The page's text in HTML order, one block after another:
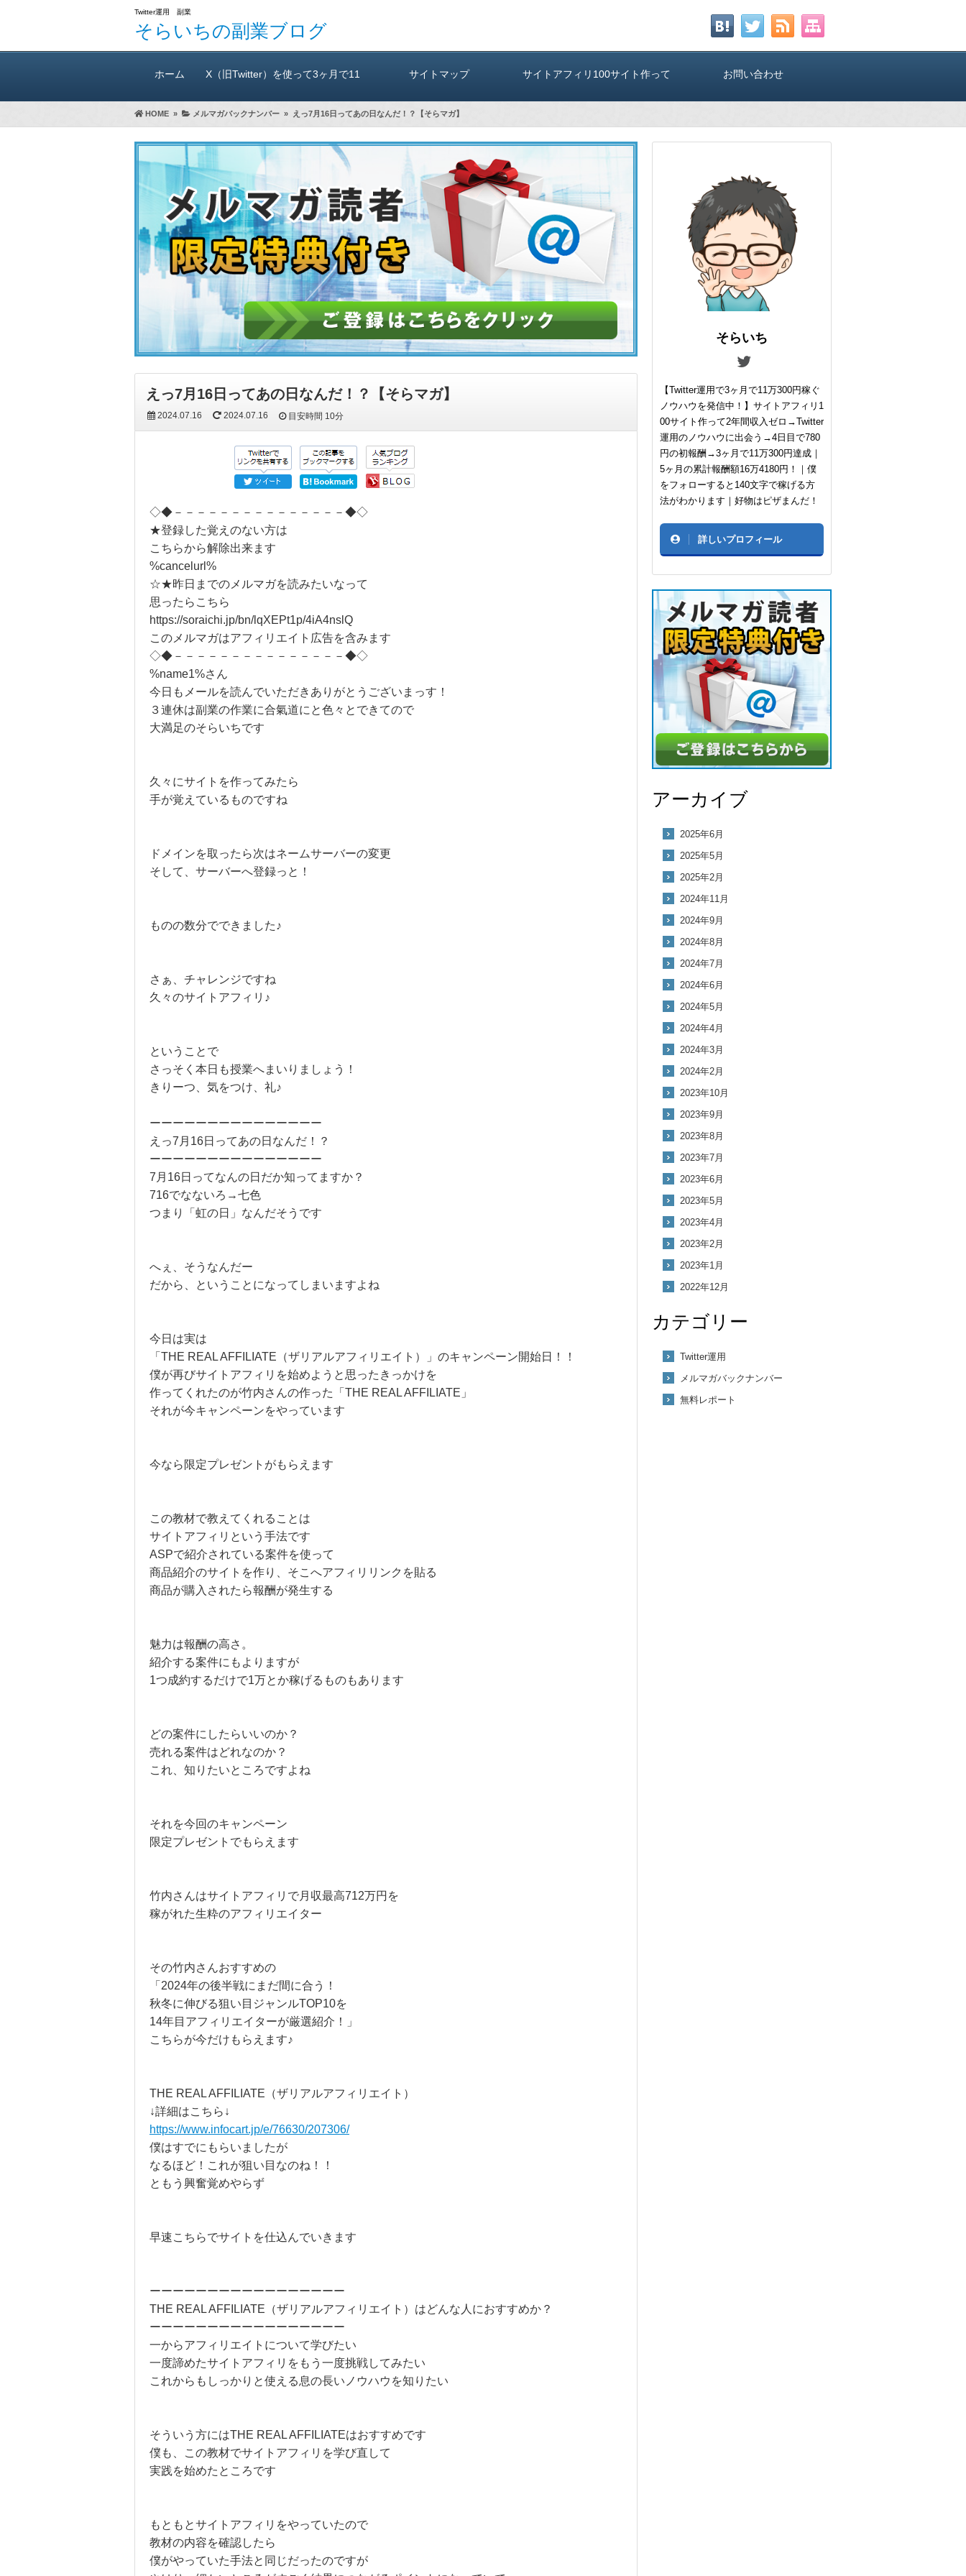
Twitter運用 副業
そらいちの副業ブログ
ホーム X（旧Twitter）を使って3ヶ月で11
万300円稼いだ方法（A）
サイトマップ サイトアフィリ100サイト作って お問い合わせ
HOME » メルマガバックナンバー » えっ7月16日ってあの日なんだ！？【そらマガ】
えっ7月16日ってあの日なんだ！？【そらマガ】
2024.07.16 2024.07.16 目安時間 10分
◇◆－－－－－－－－－－－－－－－◆◇
★登録した覚えのない方は
こちらから解除出来ます
%cancelurl%
☆★昨日までのメルマガを読みたいなって
思ったらこちら
https://soraichi.jp/bn/lqXEPt1p/4iA4nslQ
このメルマガはアフィリエイト広告を含みます
◇◆－－－－－－－－－－－－－－－◆◇
%name1%さん
今日もメールを読んでいただきありがとうございまっす！
３連休は副業の作業に合氣道にと色々とできてので
大満足のそらいちです
久々にサイトを作ってみたら
手が覚えているものですね
ドメインを取ったら次はネームサーバーの変更
そして、サーバーへ登録っと！
ものの数分でできました♪
さぁ、チャレンジですね
久々のサイトアフィリ♪
ということで
さっそく本日も授業へまいりましょう！
きりーつ、気をつけ、礼♪
ーーーーーーーーーーーーーーー
えっ7月16日ってあの日なんだ！？
ーーーーーーーーーーーーーーー
7月16日ってなんの日だか知ってますか？
716でなないろ→七色
つまり「虹の日」なんだそうです
へぇ、そうなんだー
だから、ということになってしまいますよね
今日は実は
「THE REAL AFFILIATE（ザリアルアフィリエイト）」のキャンペーン開始日！！
僕が再びサイトアフィリを始めようと思ったきっかけを
作ってくれたのが竹内さんの作った「THE REAL AFFILIATE」
それが今キャンペーンをやっています
今なら限定プレゼントがもらえます
この教材で教えてくれることは
サイトアフィリという手法です
ASPで紹介されている案件を使って
商品紹介のサイトを作り、そこへアフィリリンクを貼る
商品が購入されたら報酬が発生する
魅力は報酬の高さ。
紹介する案件にもよりますが
1つ成約するだけで1万とか稼げるものもあります
どの案件にしたらいいのか？
売れる案件はどれなのか？
これ、知りたいところですよね
それを今回のキャンペーン
限定プレゼントでもらえます
竹内さんはサイトアフィリで月収最高712万円を
稼がれた生粋のアフィリエイター
その竹内さんおすすめの
「2024年の後半戦にまだ間に合う！
秋冬に伸びる狙い目ジャンルTOP10を
14年目アフィリエイターが厳選紹介！」
こちらが今だけもらえます♪
THE REAL AFFILIATE（ザリアルアフィリエイト）
↓詳細はこちら↓
https://www.infocart.jp/e/76630/207306/
僕はすでにもらいましたが
なるほど！これが狙い目なのね！！
ともう興奮覚めやらず
早速こちらでサイトを仕込んでいきます
ーーーーーーーーーーーーーーーーー
THE REAL AFFILIATE（ザリアルアフィリエイト）はどんな人におすすめか？
ーーーーーーーーーーーーーーーーー
一からアフィリエイトについて学びたい
一度諦めたサイトアフィリをもう一度挑戦してみたい
これからもしっかりと使える息の長いノウハウを知りたい
そういう方にはTHE REAL AFFILIATEはおすすめです
僕も、この教材でサイトアフィリを学び直して
実践を始めたところです
もともとサイトアフィリをやっていたので
教材の内容を確認したら
僕がやっていた手法と同じだったのですが
そらいち
【Twitter運用で3ヶ月で11万300円稼ぐ
ノウハウを発信中！】サイトアフィリ1
00サイト作って2年間収入ゼロ→Twitter
運用のノウハウに出会う→4日目で780
円の初報酬→3ヶ月で11万300円達成｜
5ヶ月の累計報酬額16万4180円！｜僕
をフォローすると140文字で稼げる方
法がわかります｜好物はピザまんだ！
詳しいプロフィール
アーカイブ
2025年6月
2025年5月
2025年2月
2024年11月
2024年9月
2024年8月
2024年7月
2024年6月
2024年5月
2024年4月
2024年3月
2024年2月
2023年10月
2023年9月
2023年8月
2023年7月
2023年6月
2023年5月
2023年4月
2023年2月
2023年1月
2022年12月
カテゴリー
Twitter運用
メルマガバックナンバー
無料レポート